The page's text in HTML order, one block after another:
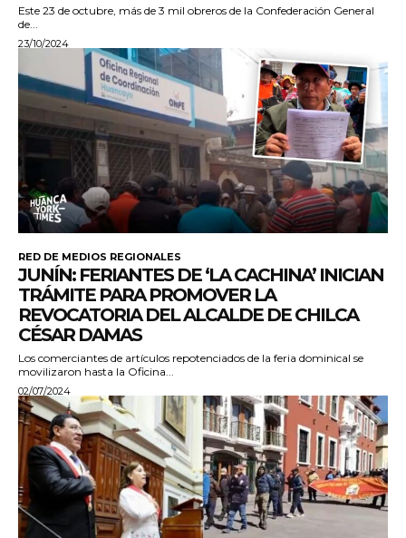
Este 23 de octubre, más de 3 mil obreros de la Confederación General
de...
23/10/2024
RED DE MEDIOS REGIONALES
JUNÍN: FERIANTES DE ‘LA CACHINA’ INICIAN
TRÁMITE PARA PROMOVER LA
REVOCATORIA DEL ALCALDE DE CHILCA
CÉSAR DAMAS
Los comerciantes de artículos repotenciados de la feria dominical se
movilizaron hasta la Oficina...
02/07/2024